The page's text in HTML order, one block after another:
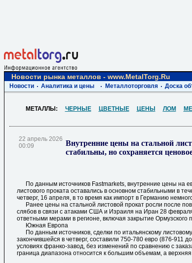
Новости рынка металлов - www.MetalTorg.Ru
Новости Аналитика и цены Металлоторговля Доска
МЕТАЛЛЫ: ЧЕРНЫЕ ЦВЕТНЫЕ ЦЕНЫ ЛОМ
22 апрель 2026
00:09
Внутренние цены на стальной
стабильны, но сохраняется
По данным источников Fastmarkets, внутренние цены на
листового проката оставались в основном стабильными в
четверг, 16 апреля, в то время как импорт в Германию
Ранее цены на стальной листовой прокат росли после
слябов в связи с атаками США и Израиля на Иран 28
ответными мерами в регионе, включая закрытие Ормузского
Южная Европа
По данным источников, сделки по итальянскому
закончившейся в четверг, составили 750-780 евро (876-911
условиях франко-завод, без изменений по сравнению с
граница диапазона относится к большим объемам, а